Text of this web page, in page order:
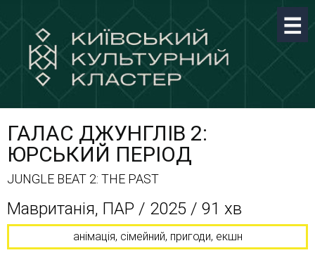
ГАЛАС ДЖУНГЛІВ 2:
ЮРСЬКИЙ ПЕРІОД
JUNGLE BEAT 2: THE PAST
Мавританія, ПАР / 2025 / 91 хв
анімація, сімейний, пригоди, екшн